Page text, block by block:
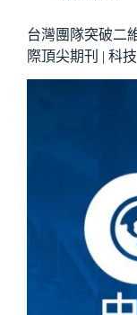
台灣團隊突破二
際頂尖期刊 | 科